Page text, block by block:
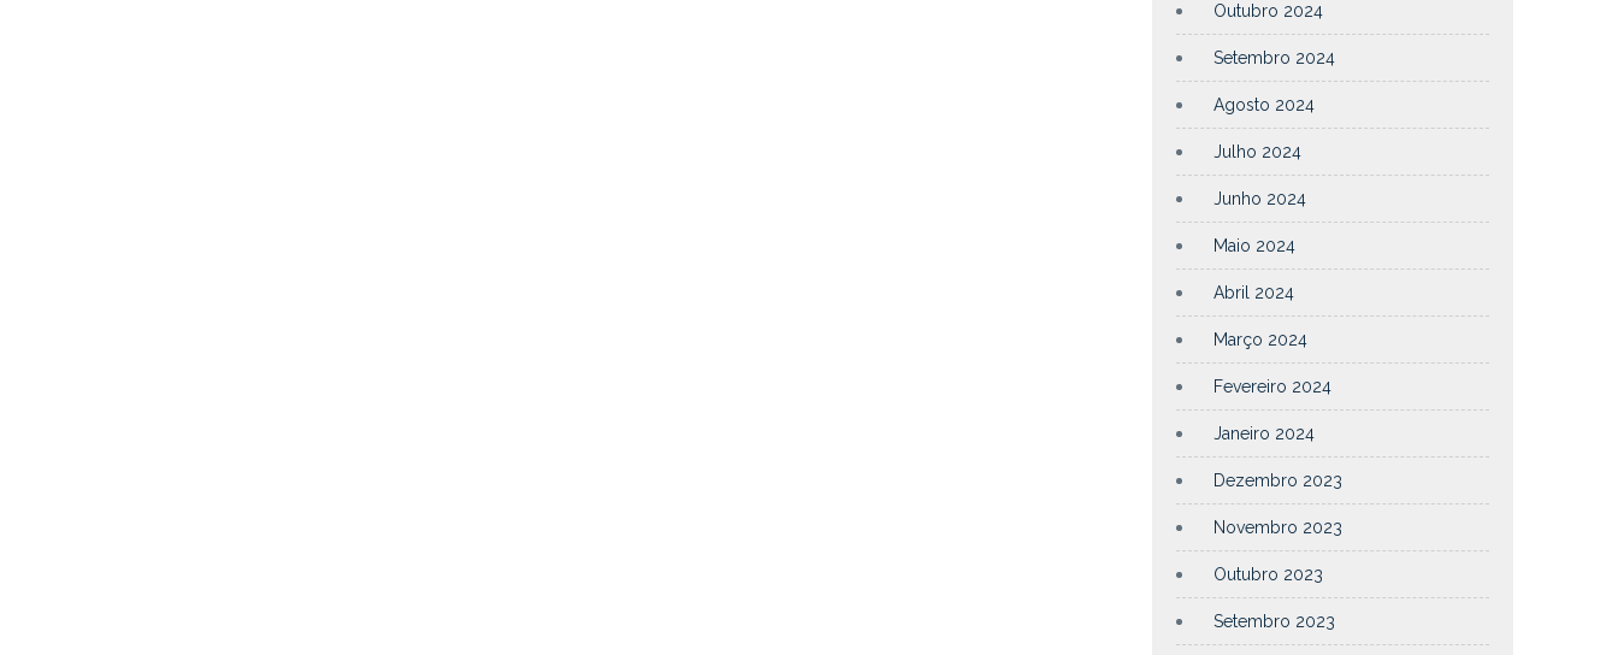
Outubro 2024
Setembro 2024
Agosto 2024
Julho 2024
Junho 2024
Maio 2024
Abril 2024
Março 2024
Fevereiro 2024
Janeiro 2024
Dezembro 2023
Novembro 2023
Outubro 2023
Setembro 2023